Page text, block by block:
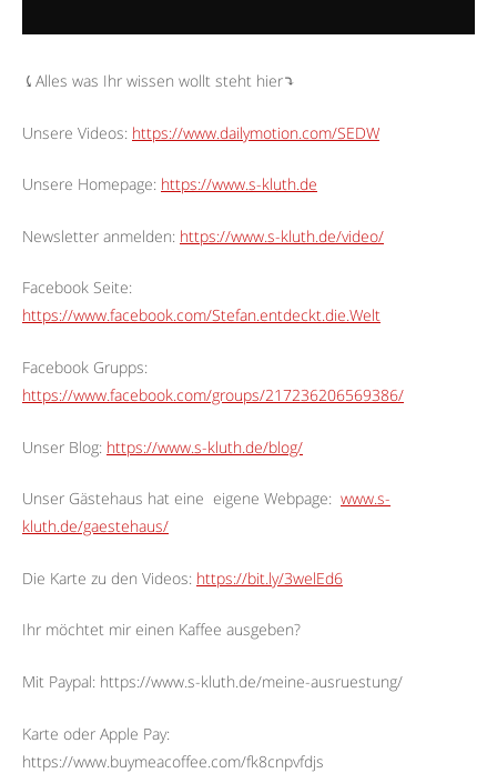
⤹Alles was Ihr wissen wollt steht hier⤵︎
Unsere Videos: https://www.dailymotion.com/SEDW
Unsere Homepage: https://www.s-kluth.de
Newsletter anmelden: https://www.s-kluth.de/video/
Facebook Seite:
https://www.facebook.com/Stefan.entdeckt.die.Welt
Facebook Grupps:
https://www.facebook.com/groups/217236206569386/
Unser Blog: https://www.s-kluth.de/blog/
Unser Gästehaus hat eine eigene Webpage: www.s-
kluth.de/gaestehaus/
Die Karte zu den Videos: https://bit.ly/3welEd6
Ihr möchtet mir einen Kaffee ausgeben?
Mit Paypal: https://www.s-kluth.de/meine-ausruestung/
Karte oder Apple Pay:
https://www.buymeacoffee.com/fk8cnpvfdjs